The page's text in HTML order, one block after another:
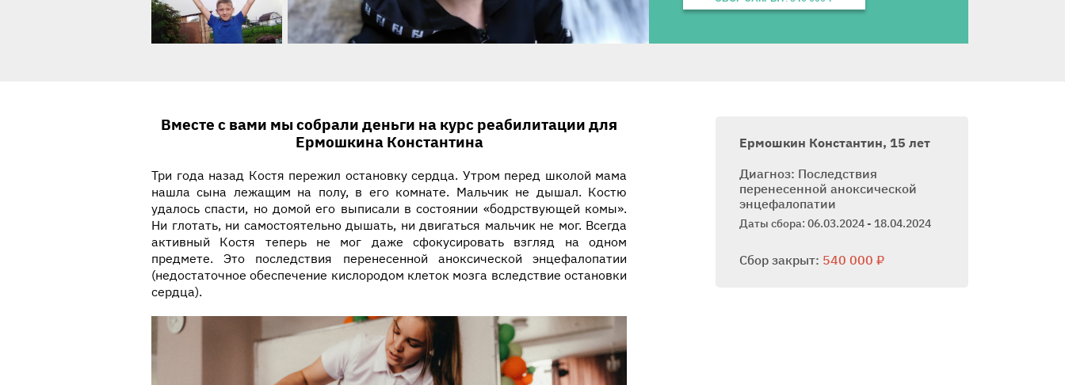
Вместе с вами мы собрали деньги на курс реабилитации для
ЕрмошкинаКонстантина
Три года назад Костя пережил остановку сердца. Утром перед школой мама
нашла сына лежащим на полу, в его комнате. Мальчик не дышал. Костю
удалось спасти, но домой его выписали в состоянии «бодрствующей комы».
Ни глотать, ни самостоятельно дышать, ни двигаться мальчик не мог. Всегда
активный Костя теперь не мог даже сфокусировать взгляд на одном
предмете. Это последствия перенесенной аноксической энцефалопатии
(недостаточное обеспечение кислородом клеток мозга вследствие остановки
сердца).
Ермошкин Константин, 15 лет
Диагноз: Последствия
перенесенной аноксической
энцефалопатии
Даты сбора: 06.03.2024 - 18.04.2024
Сбор закрыт: 540 000 ₽